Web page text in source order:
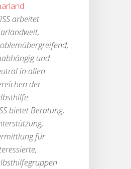
arbeitet
und
in allen
der
bietet Beratung,
für